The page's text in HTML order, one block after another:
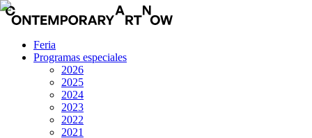
Feria
Programas especiales
2026
2025
2024
2023
2022
2021